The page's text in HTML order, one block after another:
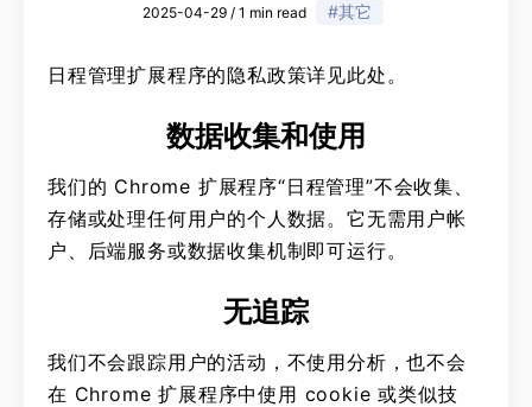
2025-04-29 / 1 min read #其它
日程管理扩展程序的隐私政策详见此处。
数据收集和使用
我们的 Chrome 扩展程序“日程管理”不会收集、
存储或处理任何用户的个人数据。它无需用户帐
户、后端服务或数据收集机制即可运行。
无追踪
我们不会跟踪用户的活动，不使用分析，也不会
在 Chrome 扩展程序中使用 cookie 或类似技